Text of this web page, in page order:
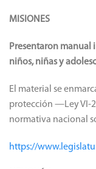
MISIONES
Presentaron manual
niños, niñas y
El material se
protección —Ley VI-
normativa nacional
https://